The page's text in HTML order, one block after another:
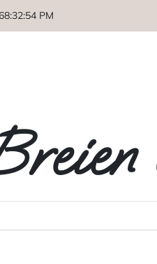
8:32:55 PM